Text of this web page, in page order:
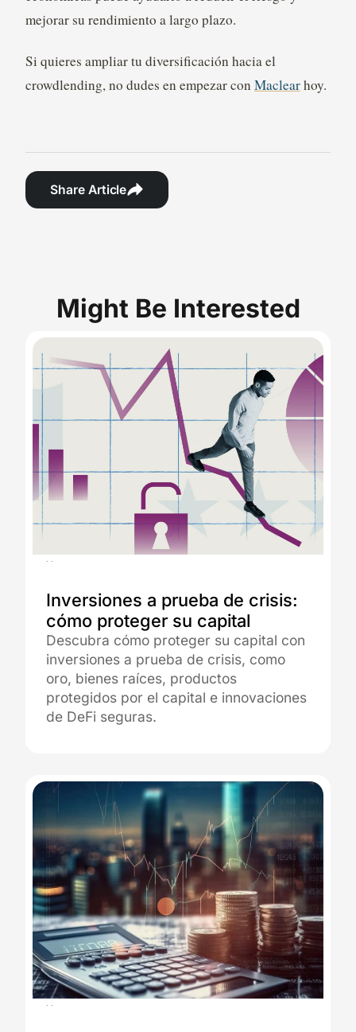
mejorar su rendimiento a largo plazo.
Si quieres ampliar tu diversificación hacia el
crowdlending, no dudes en empezar con Maclearhoy.
Share Article
Might Be Interested
Inversiones a prueba de crisis:
cómo proteger su capital
Descubra cómo proteger su capital con
inversiones a prueba de crisis, como
oro, bienes raíces, productos
protegidos por el capital e innovaciones
de DeFi seguras.